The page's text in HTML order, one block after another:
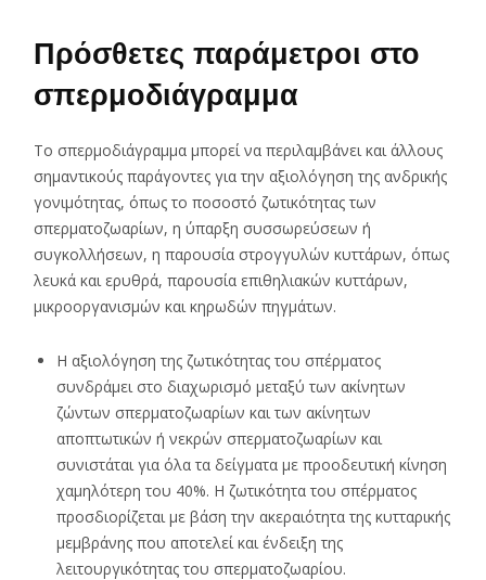
Πρόσθετες παράμετροι στο
σπερμοδιάγραμμα
Το σπερμοδιάγραμμα μπορεί να περιλαμβάνει και άλλους
σημαντικούς παράγοντες για την αξιολόγηση της ανδρικής
γονιμότητας, όπως το ποσοστό ζωτικότητας των
σπερματοζωαρίων, η ύπαρξη συσσωρεύσεων ή
συγκολλήσεων, η παρουσία στρογγυλών κυττάρων, όπως
λευκά και ερυθρά, παρουσία επιθηλιακών κυττάρων,
μικροοργανισμών και κηρωδών πηγμάτων.
Η αξιολόγηση της ζωτικότητας του σπέρματος
συνδράμει στο διαχωρισμό μεταξύ των ακίνητων
ζώντων σπερματοζωαρίων και των ακίνητων
αποπτωτικών ή νεκρών σπερματοζωαρίων και
συνιστάται για όλα τα δείγματα με προοδευτική κίνηση
χαμηλότερη του 40%. Η ζωτικότητα του σπέρματος
προσδιορίζεται με βάση την ακεραιότητα της κυτταρικής
μεμβράνης που αποτελεί και ένδειξη της
λειτουργικότητας του σπερματοζωαρίου.